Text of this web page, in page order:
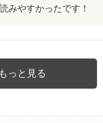
みやすかったです！
もっと見る